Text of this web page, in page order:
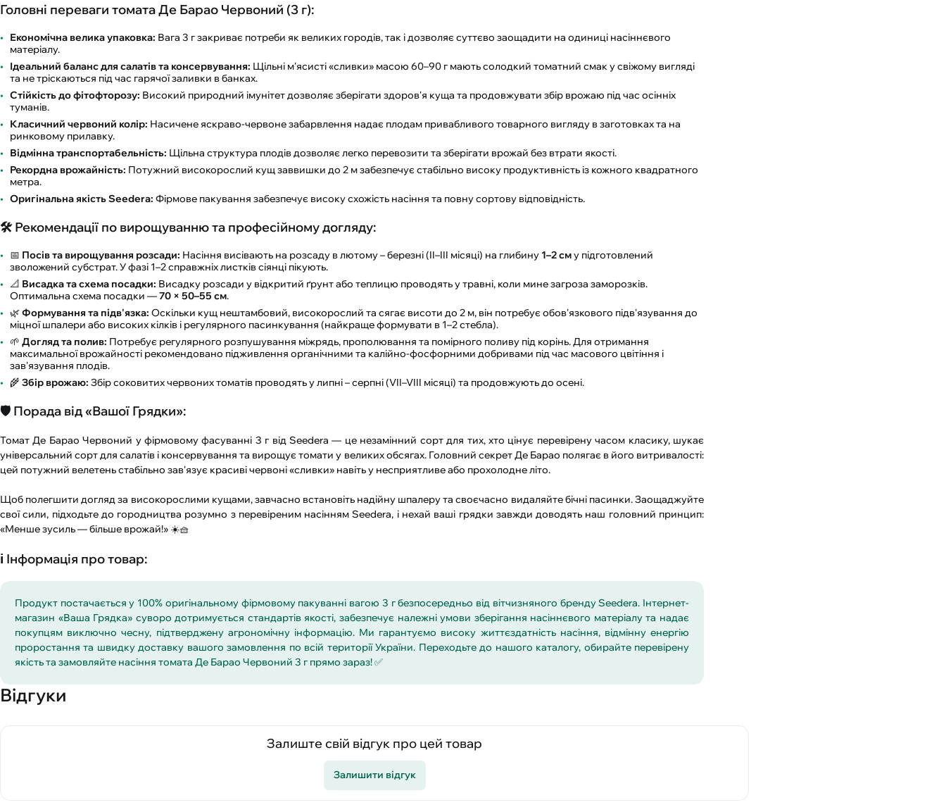
Головні переваги томата Де Барао Червоний (3 г):
Економічна велика упаковка: Вага 3 г закриває потреби як великих городів, так і дозволяє суттєво заощадити на одиниці насіннєвого
матеріалу.
Ідеальний баланс для салатів та консервування: Щільні м'ясисті «сливки» масою 60–90 г мають солодкий томатний смак у свіжому вигляді
та не тріскаються під час гарячої заливки в банках.
Стійкість до фітофторозу: Високий природний імунітет дозволяє зберігати здоров'я куща та продовжувати збір врожаю під час осінніх
туманів.
Класичний червоний колір: Насичене яскраво-червоне забарвлення надає плодам привабливого товарного вигляду в заготовках та на
ринковому прилавку.
Відмінна транспортабельність: Щільна структура плодів дозволяє легко перевозити та зберігати врожай без втрати якості.
Рекордна врожайність: Потужний високорослий кущ заввишки до 2 м забезпечує стабільно високу продуктивність із кожного квадратного
метра.
Оригінальна якість Seedera: Фірмове пакування забезпечує високу схожість насіння та повну сортову відповідність.
🛠️ Рекомендації по вирощуванню та професійному догляду:
📅 Посів та вирощування розсади: Насіння висівають на розсаду в лютому – березні (II–III місяці) на глибину 1–2 сму підготовлений
зволожений субстрат. У фазі 1–2 справжніх листків сіянці пікують.
📐 Висадка та схема посадки: Висадку розсади у відкритий ґрунт або теплицю проводять у травні, коли мине загроза заморозків.
Оптимальна схема посадки —70 × 50–55 см.
🌿 Формування та підв'язка: Оскільки кущ нештамбовий, високорослий та сягає висоти до 2 м, він потребує обов'язкового підв'язування до
міцної шпалери або високих кілків і регулярного пасинкування (найкраще формувати в 1–2 стебла).
🌱 Догляд та полив: Потребує регулярного розпушування міжрядь, прополювання та помірного поливу під корінь. Для отримання
максимальної врожайності рекомендовано підживлення органічними та калійно-фосфорними добривами під час масового цвітіння і
зав'язування плодів.
🌾 Збір врожаю: Збір соковитих червоних томатів проводять у липні – серпні (VII–VIII місяці) та продовжують до осені.
🛡️ Порада від «Вашої Грядки»:
Томат Де Барао Червоний у фірмовому фасуванні 3 г від Seedera — це незамінний сорт для тих, хто цінує перевірену часом класику, шукає
універсальний сорт для салатів і консервування та вирощує томати у великих обсягах. Головний секрет Де Барао полягає в його витривалості:
цей потужний велетень стабільно зав'язує красиві червоні «сливки» навіть у несприятливе або прохолодне літо.
Щоб полегшити догляд за високорослими кущами, завчасно встановіть надійну шпалеру та своєчасно видаляйте бічні пасинки. Заощаджуйте
свої сили, підходьте до городництва розумно з перевіреним насінням Seedera, і нехай ваші грядки завжди доводять наш головний принцип:
«Менше зусиль — більше врожай!» ☀️🧺
ℹ️ Інформація про товар:
Продукт постачається у 100% оригінальному фірмовому пакуванні вагою 3 г безпосередньо від вітчизняного бренду Seedera. Інтернет-
магазин «Ваша Грядка» суворо дотримується стандартів якості, забезпечує належні умови зберігання насіннєвого матеріалу та надає
покупцям виключно чесну, підтверджену агрономічну інформацію. Ми гарантуємо високу життєздатність насіння, відмінну енергію
проростання та швидку доставку вашого замовлення по всій території України. Переходьте до нашого каталогу, обирайте перевірену
якість та замовляйте насіння томата Де Барао Червоний 3 г прямо зараз! ✅
Відгуки
Залиште свій відгук про цей товар
Залишити відгук